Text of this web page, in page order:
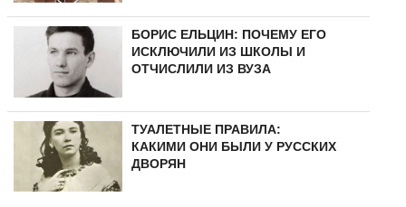
БОРИС ЕЛЬЦИН: ПОЧЕМУ ЕГО
ИСКЛЮЧИЛИ ИЗ ШКОЛЫ И
ОТЧИСЛИЛИ ИЗ ВУЗА
ТУАЛЕТНЫЕ ПРАВИЛА:
КАКИМИ ОНИ БЫЛИ У РУССКИХ
ДВОРЯН